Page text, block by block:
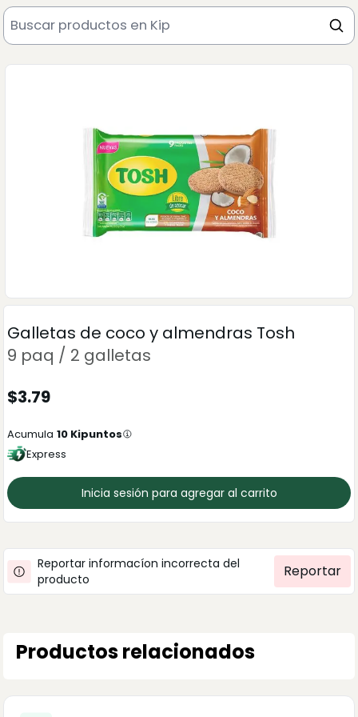
Galletas de coco y almendras Tosh
9 paq / 2 galletas
$3.79
Acumula 10 Kipuntos
Express
Inicia sesión para agregar al carrito
Reportar informacíon incorrecta del
producto
Reportar
Productos relacionados